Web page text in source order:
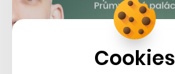
Cookies